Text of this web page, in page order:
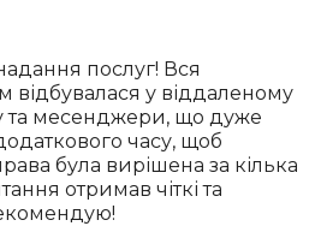
послуг! Вся
відбувалася у віддаленому
та месенджери, що дуже
часу, щоб
була вирішена за кілька
отримав чіткі та